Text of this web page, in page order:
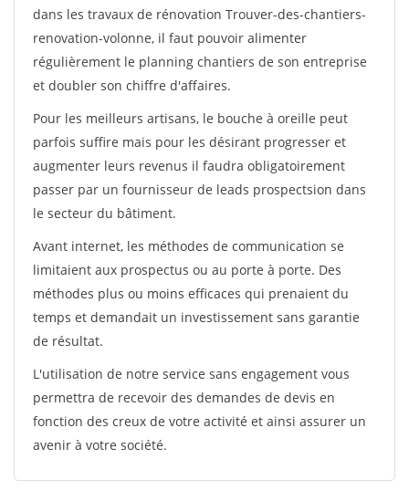
dans les travaux de rénovation Trouver-des-chantiers-
renovation-volonne, il faut pouvoir alimenter
régulièrement le planning chantiers de son entreprise
et doubler son chiffre d'affaires.
Pour les meilleurs artisans, le bouche à oreille peut
parfois suffire mais pour les désirant progresser et
augmenter leurs revenus il faudra obligatoirement
passer par un fournisseur de leads prospectsion dans
le secteur du bâtiment.
Avant internet, les méthodes de communication se
limitaient aux prospectus ou au porte à porte. Des
méthodes plus ou moins efficaces qui prenaient du
temps et demandait un investissement sans garantie
de résultat.
L'utilisation de notre service sans engagement vous
permettra de recevoir des demandes de devis en
fonction des creux de votre activité et ainsi assurer un
avenir à votre société.